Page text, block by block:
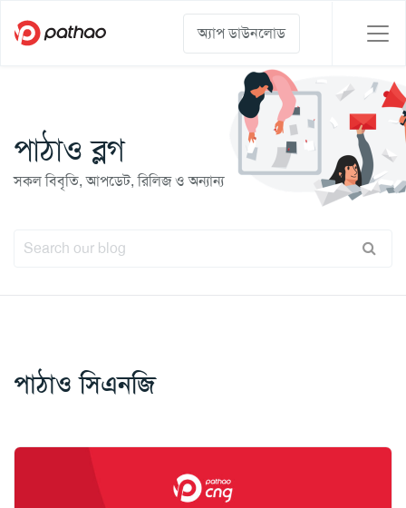
অ্যাপ ডাউনলোড
পাঠাও ব্লগ
সকল বিবৃতি, আপডেট, রিলিজ ও অন্যান্য
পাঠাও সিএনজি